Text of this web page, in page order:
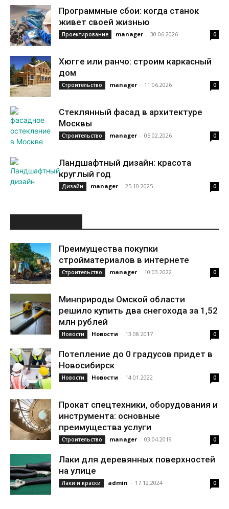
Программные сбои: когда станок
живет своей жизнью
Проектирование manager - 30.06.2026 0
Хюгге или ранчо: строим каркасный
дом
Строительство manager - 11.06.2026 0
Стеклянный фасад в архитектуре
Москвы
Строительство manager - 05.02.2026 0
Ландшафтный дизайн: красота
круглый год
Дизайн manager - 25.10.2025 0
Преимущества покупки
стройматериалов в интернете
Строительство manager - 10.03.2022 0
Минприроды Омской области
решило купить два снегохода за 1,52
млн рублей
Новости Новости - 13.08.2017 0
Потепление до 0 градусов придет в
Новосибирск
Новости Новости - 14.01.2022 0
Прокат спецтехники, оборудования и
инструмента: основные
преимущества услуги
Строительство manager - 03.04.2019 0
Лаки для деревянных поверхностей
на улице
Лаки и краски admin - 17.12.2024 0